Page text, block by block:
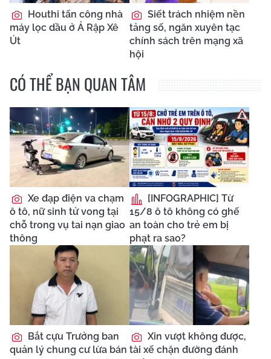
Houthi tấn công nhà
máy lọc dầu ở Ả Rập Xê
Út
Siết trách nhiệm nền
tảng số, ngăn xuyên tạc
chính sách trên mạng xã
hội
CÓ THỂ BẠN QUAN TÂM
Xe đạp điện va chạm
ô tô, nữ sinh tử vong tại
chỗ trong vụ tai nạn giao
thông
[INFOGRAPHIC] Từ
15/8 ô tô không có ghế
an toàn cho trẻ em bị
phạt ra sao?
Bắt cựu Trưởng ban
quản lý chung cư lừa bán
Xin vượt không được,
tài xế chặn đường đánh